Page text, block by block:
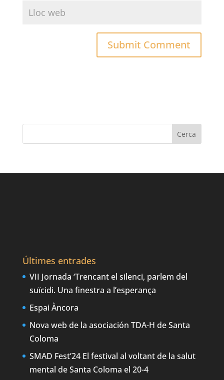
Últimes entrades
VII Jornada ‘Trencant el silenci, parlem del
suïcidi. Una finestra a l’esperança
Espai Àncora
Nova web de la asociación TDA-H de Santa
Coloma
SMAD Fest’24 El festival al voltant de la salut
mental de Santa Coloma el 20-4